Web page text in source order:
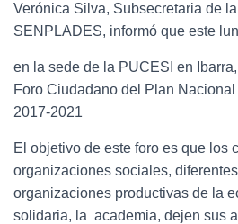
Verónica Silva, Subsecretaria de
SENPLADES, informó que este
en la sede de la PUCESI en
Foro Ciudadano del Plan
2017-2021
El objetivo de este foro es que los
organizaciones sociales,
organizaciones productivas de la
solidaria, la academia, dejen sus